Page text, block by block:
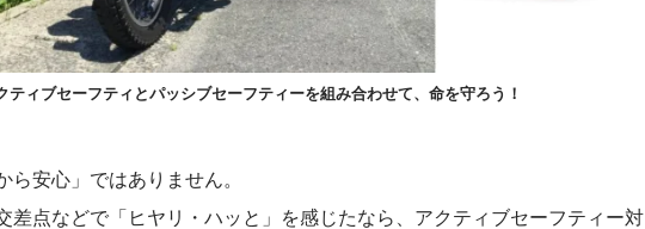
ィブセーフティとパッシブセーフティーを組み合わせて、命を守ろう！
ら安心」ではありません。
差点などで「ヒヤリ・ハッと」を感じたなら、アクティブセーフティー対